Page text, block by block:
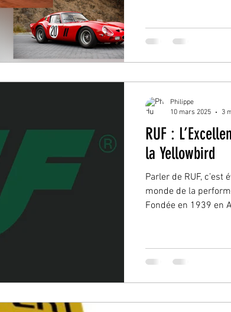
RUF :
la Yellowbird
Parler de RUF,
monde de la
Fondée en 1939 en
Philippe
10 mars 2025
3